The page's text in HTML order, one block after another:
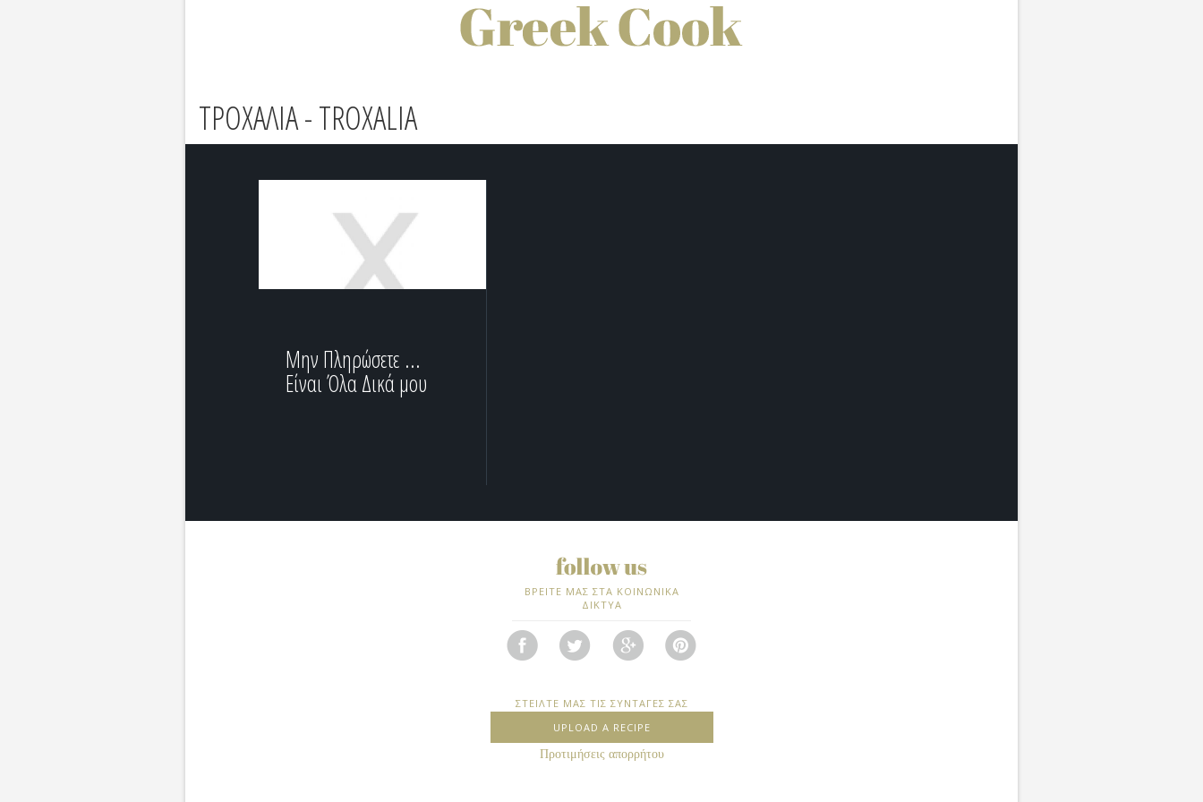
ΤΡΟΧΑΛΙΑ - TROXALIA
Μην Πληρώσετε ...
Είναι Όλα Δικά μου
ΒΡΕΙΤΕ ΜΑΣ ΣΤΑ ΚΟΙΝΩΝΙΚΑ
ΔΙΚΤΥΑ
ΣΤΕΙΛΤΕ ΜΑΣ ΤΙΣ ΣΥΝΤΑΓΕΣ ΣΑΣ
UPLOAD A RECIPE
Προτιμήσεις απορρήτου